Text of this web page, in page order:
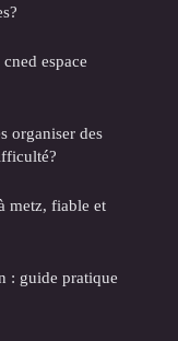
espace
organiser des
metz, fiable et
: guide pratique